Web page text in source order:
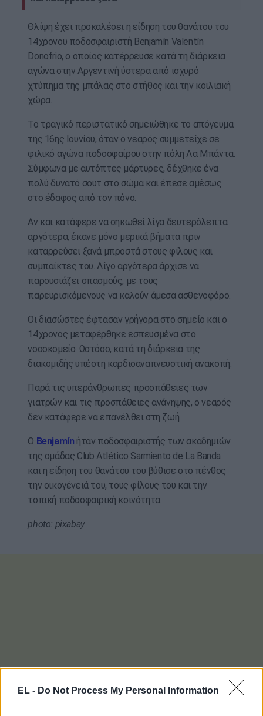
EL - Do Not Process My Personal Information
Θλίψη έχει προκαλέσει η είδηση του θανάτου του
14χρονου ποδοσφαιριστή Benjamín Valentín
Donofrio, ο οποίος κατέρρευσε κατά τη διάρκεια
αγώνα στην Αργεντινή ύστερα από ισχυρό
χτύπημα της μπάλας στο στήθος και την κοιλιακή
χώρα.
Το τραγικό περιστατικό σημειώθηκε το απόγευμα
της 16ης Ιουνίου, όταν ο νεαρός συμμετείχε σε
φιλικό αγώνα ποδοσφαίρου στην πόλη Λα Μπάντα.
Σύμφωνα με αυτόπτες μάρτυρες, δέχθηκε ένα
πολύ δυνατό σουτ στο σώμα και έπεσε αμέσως
στο έδαφος από τον πόνο.
Αν και κατάφερε να σηκωθεί λίγα δευτερόλεπτα
αργότερα, έκανε μόνο μερικά βήματα πριν
καταρρεύσει ξανά μπροστά στους φίλους και
συμπαίκτες του. Λίγο αργότερα άρχισε να
παρουσιάζει σπασμούς, με τους
παρευρισκόμενους να καλούν άμεσα ασθενοφόρο.
Οι διασώστες έφτασαν γρήγορα στο σημείο και ο
14χρονος μεταφέρθηκε εσπευσμένα στο
νοσοκομείο. Ωστόσο, κατά τη διάρκεια της
διακομιδής υπέστη καρδιοαναπνευστική ανακοπή.
Παρά τις υπεράνθρωπες προσπάθειες των
γιατρών και τις προσπάθειες ανάνηψης, ο νεαρός
δεν κατάφερε να επανέλθει στη ζωή.
Ο Benjamín ήταν ποδοσφαιριστής των ακαδημιών
της ομάδας Club Atlético Sarmiento de La Banda
και η είδηση του θανάτου του βύθισε στο πένθος
την οικογένειά του, τους φίλους του και την
τοπική ποδοσφαιρική κοινότητα.
photo: pixabay